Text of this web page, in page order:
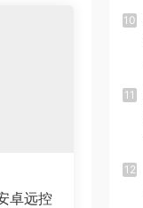
卓远控
10
11
12